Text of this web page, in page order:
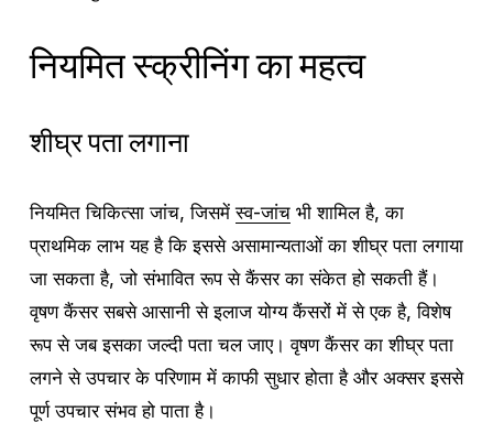
नियमित स्क्रीनिंग का महत्व
शीघ्र पता लगाना
नियमित चिकित्सा जांच, जिसमेंस्व-जांचभी शामिल है, का
प्राथमिक लाभ यह है कि इससे असामान्यताओं का शीघ्र पता लगाया
जा सकता है, जो संभावित रूप से कैंसर का संकेत हो सकती हैं।
वृषण कैंसर सबसे आसानी से इलाज योग्य कैंसरों में से एक है, विशेष
रूप से जब इसका जल्दी पता चल जाए। वृषण कैंसर का शीघ्र पता
लगने से उपचार के परिणाम में काफी सुधार होता है और अक्सर इससे
पूर्ण उपचार संभव हो पाता है।